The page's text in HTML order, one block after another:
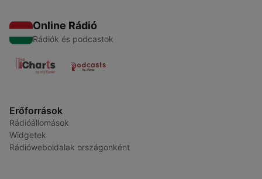
Online Rádió
Rádiók és podcastok
Erőforrások
Rádióállomások
Widgetek
Rádióweboldalak országonként